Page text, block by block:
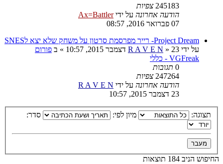
245183 צפיות
הודעה אחרונה על ידיAx=Battler
07 פברואר 2016, 08:57
Project Dream- רייר מפרסמת סרטון על משחק שלא יצא לSNES
על ידי
R A V E N » 23 דצמבר 2015, 10:57 » ב פורום
VGFreak - כללי
0 תגובות
247264 צפיות
הודעה אחרונה על ידי R A V E N
23 דצמבר 2015, 10:57
תצוגה: מיון לפי: סדר:
החיפוש הניב 184 תוצאות